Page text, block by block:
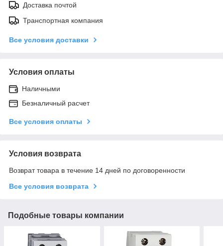
Доставка почтой
Транспортная компания
Все условия доставки
Условия оплаты
Наличными
Безналичный расчет
Все условия оплаты
Условия возврата
Возврат товара в течение 14 дней по договоренности
Все условия возврата
Подобные товары компании